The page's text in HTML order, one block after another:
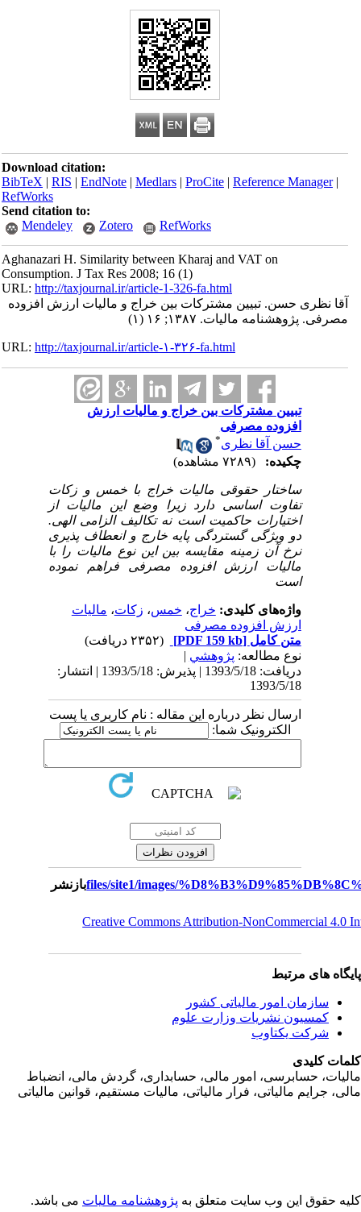
Download citation:
BibTeX|RIS|EndNote|Medlars|ProCite|Reference Manager
RefWorks
Send citation to:
Mendeley
Zotero RefWorks
Aghanazari H. Similarity between Kharaj and VAT on
Consumption. J Tax Res 2008; 16 (1)
URL:http://taxjournal.ir/article-1-326-fa.html
آقا نظری حسن. تبیین مشترکات بین خراج و مالیات ارزش افزوده
مصرفی. پژوهشنامه مالیات. ۱۳۸۷; ۱۶ (۱)
URL:http://taxjournal.ir/article-۱-۳۲۶-fa.html
تبیین مشترکات بین خراج و مالیات ارزش
افزوده مصرفی
حسن آقا نظری*
چکیده:
ساختار حقوقی مالیات خراج با خمس و زکات
تفاوت اساسی دارد زیرا وضع این مالیات از
اختیارات حاکمیت است نه تکالیف الزامی الهی.
دو ویژگی گستردگی پایه خارج و انعطاف پذیری
نرخ آن زمینه مقایسه بین این نوع مالیات را با
مالیات ارزش افزوده مصرفی فراهم نموده
است
واژه‌های کلیدی:خراج ،خمس،زکات،مالیات
ارزش افزوده مصرفی
متن کامل[PDF 159 kb]
نوع مطالعه:پژوهشي|
دریافت: 1393/5/18 | پذیرش: 1393/5/18 | انتشار:
1393/5/18
ارسال نظر درباره این مقاله : نام کاربری یا پست
الکترونیک شما:
بازنشر
Creative Commons Attribution-NonCommercial 4.0
های مرتبط
سازمان امور مالياتی کشور
کمسیون نشریات وزارت علوم
شرکت یکتاوب
کلیدی
حسابرسی، امور مالی، حسابداری، گردش مالی، انضباط
جرايم مالياتی، فرار مالياتی، ماليات مستقيم، قوانين مالياتی
حقوق این وب سایت متعلق بهپژوهشنامه مالیاتمی باشد.